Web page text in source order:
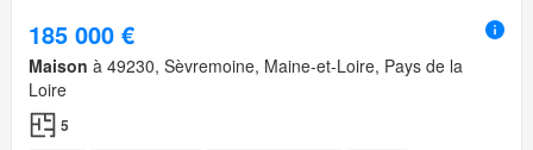
185 000 €
Maison à 49230, Sèvremoine, Maine-et-Loire, Pays de la
Loire
5